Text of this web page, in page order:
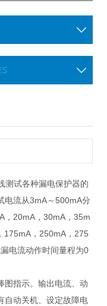
测试各种漏电保护器的
电流从3mA～500mA分
，20mA，30mA，35m
175mA，250mA，275
电流动作时间量程为0
图指示。输出电流、动
自动关机、设定故障电